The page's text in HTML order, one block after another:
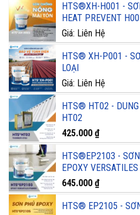
HTS®XH-H001 -
HEAT PREVENT
Giá: Liên Hệ
HTS® XH-P001 -
LOẠI
Giá: Liên Hệ
HTS® HT02 -
HT02
425.000 ₫
HTS®EP2103 -
EPOXY
645.000 ₫
HTS® EP2105 -